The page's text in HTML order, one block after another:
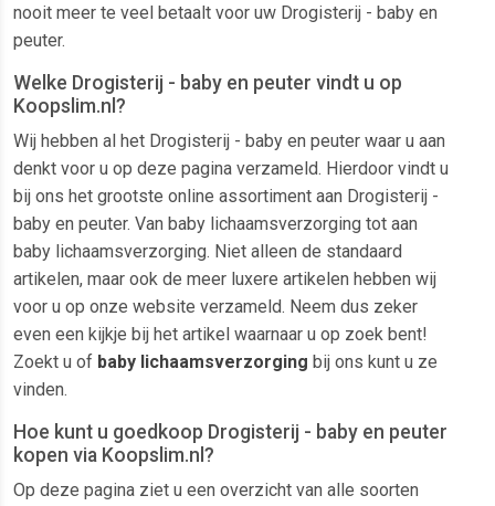
nooit meer te veel betaalt voor uw Drogisterij - baby en
peuter.
Welke Drogisterij - baby en peuter vindt u op
Koopslim.nl?
Wij hebben al het Drogisterij - baby en peuter waar u aan
denkt voor u op deze pagina verzameld. Hierdoor vindt u
bij ons het grootste online assortiment aan Drogisterij -
baby en peuter. Van baby lichaamsverzorging tot aan
baby lichaamsverzorging. Niet alleen de standaard
artikelen, maar ook de meer luxere artikelen hebben wij
voor u op onze website verzameld. Neem dus zeker
even een kijkje bij het artikel waarnaar u op zoek bent!
Zoekt u of baby lichaamsverzorging bij ons kunt u ze
vinden.
Hoe kunt u goedkoop Drogisterij - baby en peuter
kopen via Koopslim.nl?
Op deze pagina ziet u een overzicht van alle soorten